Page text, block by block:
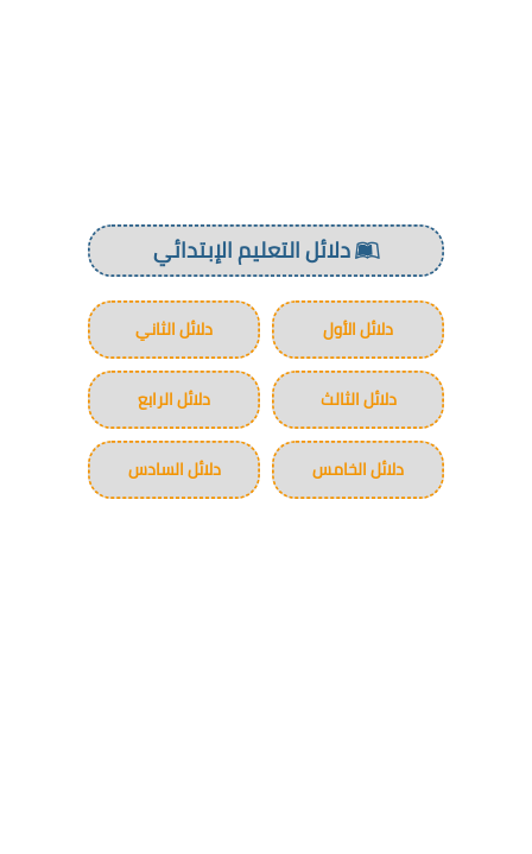
دلائل التعليم الإبتدائي
دلائل الأول دلائل الثاني
دلائل الثالث دلائل الرابع
دلائل الخامس دلائل السادس